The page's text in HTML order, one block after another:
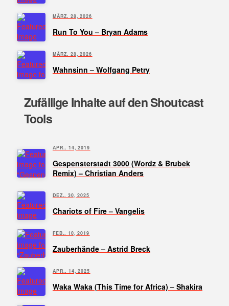
MÄRZ. 28, 2026
Run To You – Bryan Adams
MÄRZ. 28, 2026
Wahnsinn – Wolfgang Petry
Zufällige Inhalte auf den Shoutcast
Tools
APR.. 14, 2019
Gespensterstadt 3000 (Wordz & Brubek
Remix) – Christian Anders
DEZ.. 30, 2025
Chariots of Fire – Vangelis
FEB.. 10, 2019
Zauberhände – Astrid Breck
APR.. 14, 2025
Waka Waka (This Time for Africa) – Shakira